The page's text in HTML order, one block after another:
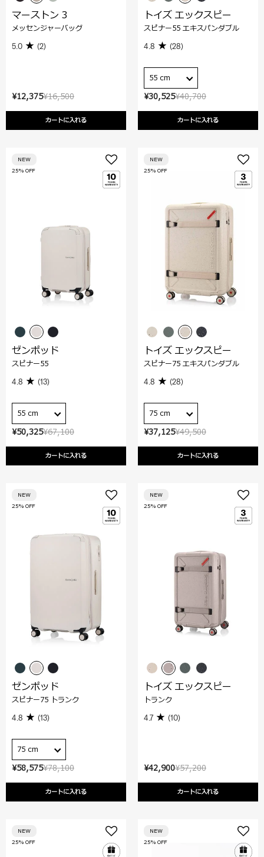
¥16,500
¥12,375
カートに入れる
マーストン 3
メッセンジャーバッグ
5.0 (2)
¥40,700
¥30,525
カートに入れる
トイズ エックスピー
スピナー55 エキスパンダブル
4.8 (28)
55 cm
¥67,100
¥50,325
カートに入れる
25% OFF
NEW
ゼンポッド
スピナー55
4.8 (13)
55 cm
¥49,500
¥37,125
カートに入れる
25% OFF
NEW
トイズ エックスピー
スピナー75 エキスパンダブル
4.8 (28)
75 cm
¥78,100
¥58,575
カートに入れる
25% OFF
NEW
ゼンポッド
スピナー75 トランク
4.8 (13)
75 cm
¥57,200
¥42,900
カートに入れる
25% OFF
NEW
トイズ エックスピー
トランク
4.7 (10)
25% OFF
NEW
25% OFF
NEW